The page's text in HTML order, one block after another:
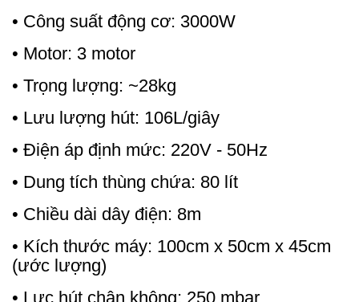
• Công suất động cơ: 3000W
• Motor: 3 motor
• Trọng lượng: ~28kg
• Lưu lượng hút: 106L/giây
• Điện áp định mức: 220V - 50Hz
• Dung tích thùng chứa: 80 lít
• Chiều dài dây điện: 8m
• Kích thước máy: 100cm x 50cm x 45cm
(ước lượng)
• Lực hút chân không: 250 mbar